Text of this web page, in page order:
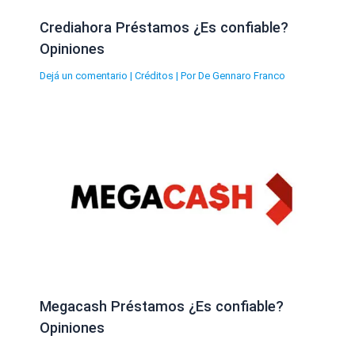
Crediahora Préstamos ¿Es confiable?
Opiniones
Dejá un comentario | Créditos | Por De Gennaro Franco
Megacash Préstamos ¿Es confiable?
Opiniones